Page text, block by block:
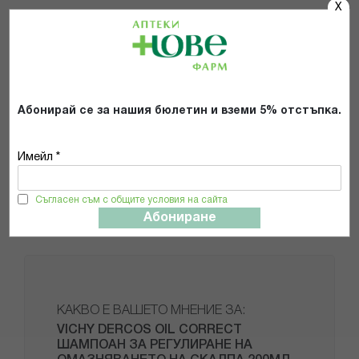
X
Абонирай се за нашия бюлетин и вземи 5% отстъпка.
Имейл *
Съгласен съм с общите условия на сайта
Абониране
Други форми и разфасовки
В търговската мрежа този шампоан е наличен в
НАЧИН НА УПОТРЕБА
ВАЖНА ИНФОРМАЦИЯ
КАКВО Е ВАШЕТО МНЕНИЕ ЗА:
VICHY DERCOS OIL CORRECT
ШАМПОАН ЗА РЕГУЛИРАНЕ НА